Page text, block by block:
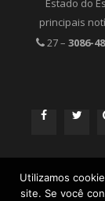
Estado do
principais
27 – 3086-
Utilizamos
site. Se você